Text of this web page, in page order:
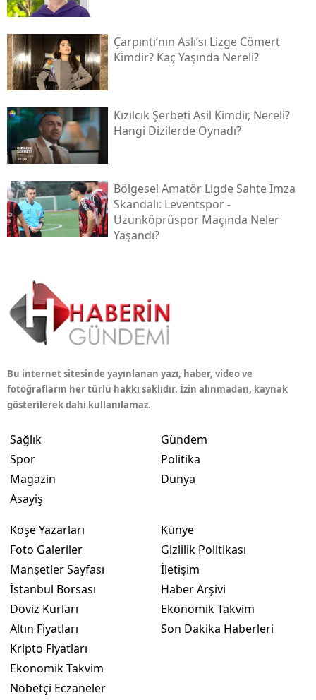
Çarpıntı’nın Aslı’sı Lizge Cömert
Kimdir? Kaç Yaşında Nereli?
Kızılcık Şerbeti Asil Kimdir, Nereli?
Hangi Dizilerde Oynadı?
Bölgesel Amatör Ligde Sahte Imza
Skandalı: Leventspor -
Uzunköprüspor Maçında Neler
Yaşandı?
Bu internet sitesinde yayınlanan yazı, haber, video ve
fotoğrafların her türlü hakkı saklıdır. İzin alınmadan, kaynak
gösterilerek dahi kullanılamaz.
Sağlık
Spor
Magazin
Asayiş
Gündem
Politika
Dünya
Köşe Yazarları
Foto Galeriler
Manşetler Sayfası
İstanbul Borsası
Döviz Kurları
Altın Fiyatları
Kripto Fiyatları
Ekonomik Takvim
Nöbetçi Eczaneler
Künye
Gizlilik Politikası
İletişim
Haber Arşivi
Ekonomik Takvim
Son Dakika Haberleri